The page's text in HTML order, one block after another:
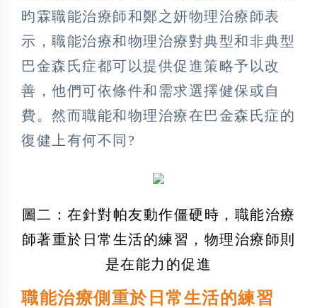
昀霖職能治療師和鄭之妍物理治療師表
示，職能治療和物理治療對典型和非典型
巴金森氏症都可以提供促進策略予以改
善，他們可依條件和需求選擇健保或自
費。然而職能和物理治療在巴金森氏症的
復健上有何不同?
圖二：在針對帕友動作僵硬時，職能治療
師著重於日常生活的練習，物理治療師則
是在能力的促進
職能治療側重於日常生活的練習